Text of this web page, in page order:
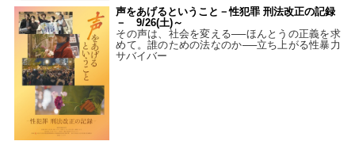
声をあげるということ－性犯罪 刑法改正の記録
－ 9/26(土)～
その声は、社会を変える──ほんとうの正義を求
めて。誰のための法なのか──立ち上がる性暴力
サバイバー